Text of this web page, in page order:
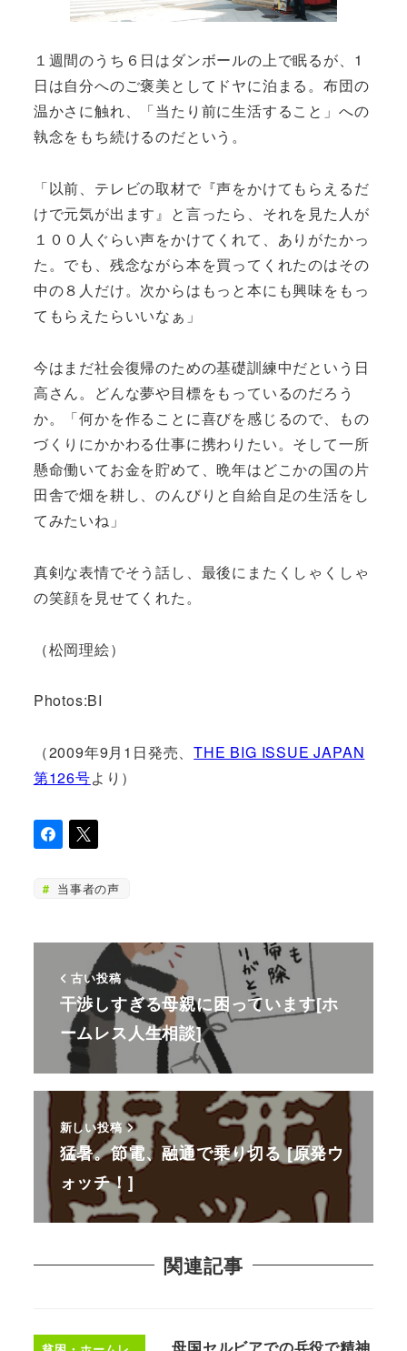
１週間のうち６日はダンボールの上で眠るが、1
日は自分へのご褒美としてドヤに泊まる。布団の
温かさに触れ、「当たり前に生活すること」への
執念をもち続けるのだという。
「以前、テレビの取材で『声をかけてもらえるだ
けで元気が出ます』と言ったら、それを見た人が
１００人ぐらい声をかけてくれて、ありがたかっ
た。でも、残念ながら本を買ってくれたのはその
中の８人だけ。次からはもっと本にも興味をもっ
てもらえたらいいなぁ」
今はまだ社会復帰のための基礎訓練中だという日
高さん。どんな夢や目標をもっているのだろう
か。「何かを作ることに喜びを感じるので、もの
づくりにかかわる仕事に携わりたい。そして一所
懸命働いてお金を貯めて、晩年はどこかの国の片
田舎で畑を耕し、のんびりと自給自足の生活をし
てみたいね」
真剣な表情でそう話し、最後にまたくしゃくしゃ
の笑顔を見せてくれた。
（松岡理絵）
Photos:BI
（2009年9月1日発売、THE BIG ISSUE JAPAN
第126号より）
当事者の声
古い投稿
干渉しすぎる母親に困っています[ホ
ームレス人生相談]
新しい投稿
猛暑。節電、融通で乗り切る [原発ウ
ォッチ！]
関連記事